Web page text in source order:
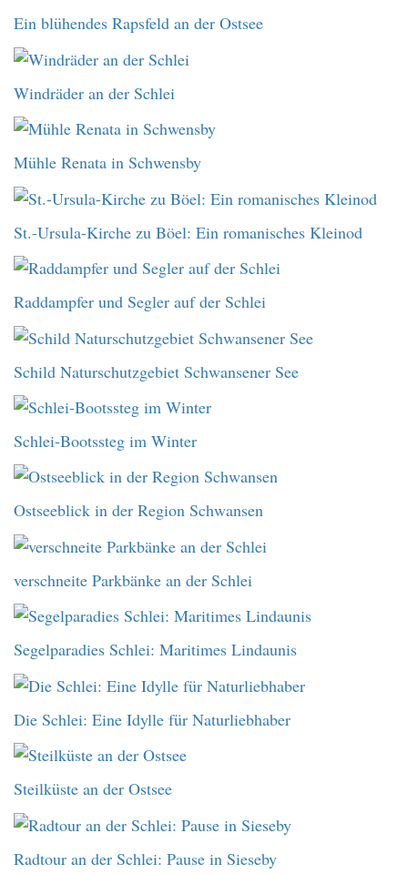
Ein blühendes Rapsfeld an der Ostsee
Windräder an der Schlei
Mühle Renata in Schwensby
St.-Ursula-Kirche zu Böel: Ein romanisches Kleinod
Raddampfer und Segler auf der Schlei
Schild Naturschutzgebiet Schwansener See
Schlei-Bootssteg im Winter
Ostseeblick in der Region Schwansen
verschneite Parkbänke an der Schlei
Segelparadies Schlei: Maritimes Lindaunis
Die Schlei: Eine Idylle für Naturliebhaber
Steilküste an der Ostsee
Radtour an der Schlei: Pause in Sieseby